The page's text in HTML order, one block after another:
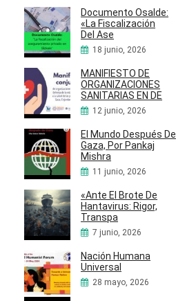
Documento Osalde:
«La Fiscalización
Del Ase
18 junio, 2026
MANIFIESTO DE
ORGANIZACIONES
SANITARIAS EN DE
12 junio, 2026
El Mundo Después De
Gaza, Por Pankaj
Mishra
11 junio, 2026
«Ante El Brote De
Hantavirus: Rigor,
Transpa
7 junio, 2026
Nación Humana
Universal
28 mayo, 2026